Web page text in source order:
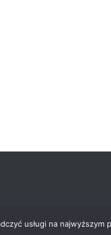
usługi na